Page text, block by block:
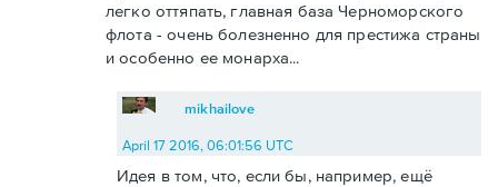
легко оттяпать, главная база Черноморского
флота - очень болезненно для престижа страны
и особенно ее монарха...
mikhailove
April 17 2016, 06:01:56 UTC
Идея в том, что, если бы, например, ещё